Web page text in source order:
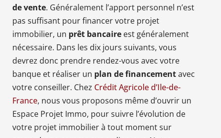
de vente. Généralement l’apport personnel n’est
pas suffisant pour financer votre projet
immobilier, un prêt bancaire est généralement
nécessaire. Dans les dix jours suivants, vous
devrez donc prendre rendez-vous avec votre
banque et réaliser un plan de financementavec
votre conseiller. Chez Crédit Agricole d’Ile-de-
France, nous vous proposons même d’ouvrir un
Espace Projet Immo, pour suivre l’évolution de
votre projet immobilier à tout moment sur